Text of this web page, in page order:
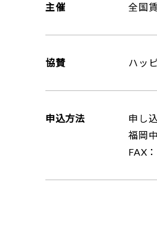
主催 全国
協賛 ハッ
申込方法
申し
福岡
FAX